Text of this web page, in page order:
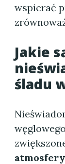
wspierać
Jakie
śladu
atmosfery